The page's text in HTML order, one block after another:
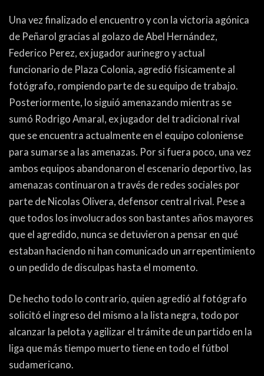
Una vez finalizado el encuentro y con la victoria agónica
de Peñarol gracias al golazo de Abel Hernández,
Federico Perez, ex jugador aurinegro y actual
funcionario de Plaza Colonia, agredió físicamente al
fotógrafo, rompiendo parte de su equipo de trabajo.
Posteriormente, lo siguió amenazando mientras se
sumó Rodrigo Amaral, ex jugador del tradicional rival
que se encuentra actualmente en el equipo coloniense
para sumarse a las amenazas. Por si fuera poco, una vez
ambos equipos abandonaron el escenario deportivo, las
amenazas continuaron a través de redes sociales por
parte de Nicolas Olivera, defensor central rival. Pese a
que todos los involucrados son bastantes años mayores
que el agredido, nunca se detuvieron a pensar en qué
estaban haciendo ni han comunicado un arrepentimiento
o un pedido de disculpas hasta el momento.
De hecho todo lo contrario, quien agredió al fotógrafo
solicitó el ingreso del mismo a la lista negra, todo por
alcanzar la pelota y agilizar el trámite de un partido en la
liga que más tiempo muerto tiene en todo el fútbol
sudamericano.